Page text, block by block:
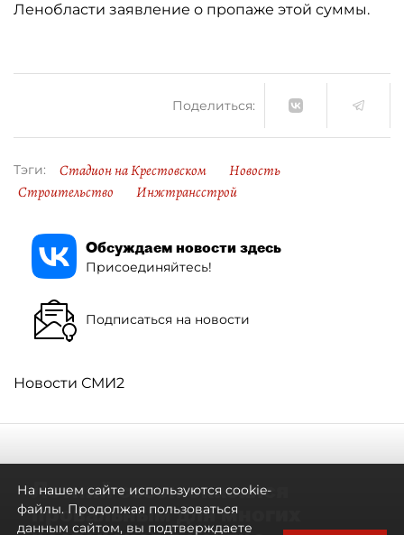
Ленобласти заявление о пропаже этой суммы.
Поделиться:
Тэги: Стадион на Крестовском
Новость
Строительство
Инжтрансстрой
Обсуждаем новости здесь
Присоединяйтесь!
Подписаться на новости
Новости СМИ2
Летний сезон оказался
провальным для многих
На нашем сайте используются cookie-
файлы. Продолжая пользоваться
данным сайтом, вы подтверждаете